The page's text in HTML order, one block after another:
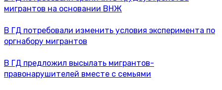
мигрантов на основании ВНЖ
В ГД потребовали изменить условия эксперимента по
оргнабору мигрантов
В ГД предложил высылать мигрантов-
правонарушителей вместе с семьями